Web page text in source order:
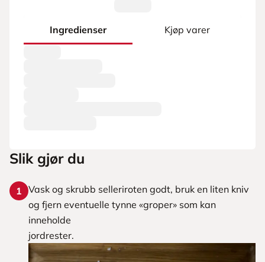
Ingredienser Kjøp varer
Slik gjør du
1 Vask og skrubb selleriroten godt, bruk en liten kniv
og fjern eventuelle tynne «groper» som kan
inneholde
jordrester.